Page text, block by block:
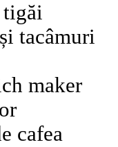
tigăi
tacâmuri
maker
cafea